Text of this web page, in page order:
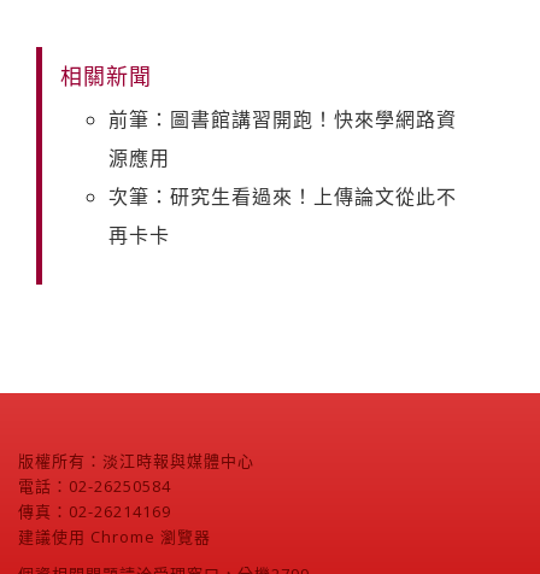
相關新聞
前筆：圖書館講習開跑！快來學網路資
源應用
次筆：研究生看過來！上傳論文從此不
再卡卡
版權所有：淡江時報與媒體中心
電話：02-26250584
傳真：02-26214169
建議使用 Chrome 瀏覽器